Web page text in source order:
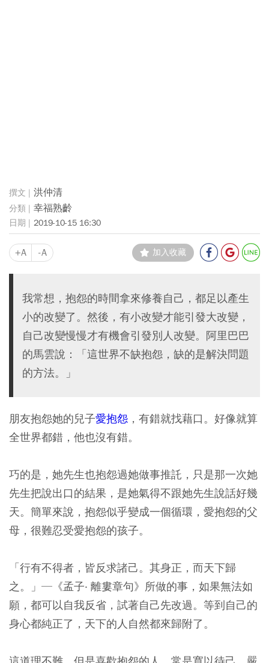
洪仲清
幸福熟齡
2019-10-15 16:30
+A -A 加入收藏
我常想，抱怨的時間拿來修養自己，都足以產生
小的改變了。然後，有小改變才能引發大改變，
自己改變慢慢才有機會引發別人改變。阿里巴巴
的馬雲說：「這世界不缺抱怨，缺的是解決問題
的方法。」
朋友抱怨她的兒子愛抱怨 ，有錯就找藉口。好像就算
全世界都錯，他也沒有錯。
巧的是，她先生也抱怨過她做事推託，只是那一次她
先生把說出口的結果，是她氣得不跟她先生說話好幾
天。簡單來說，抱怨似乎變成一個循環，愛抱怨的父
母，很難忍受愛抱怨的孩子。
「行有不得者，皆反求諸己。其身正，而天下歸
之。」─《孟子‧ 離婁章句》所做的事，如果無法如
願，都可以自我反省，試著自己先改過。等到自己的
身心都純正了，天下的人自然都來歸附了。